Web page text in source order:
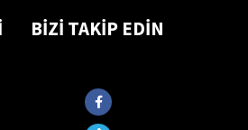
BİZİ TAKİP EDİN